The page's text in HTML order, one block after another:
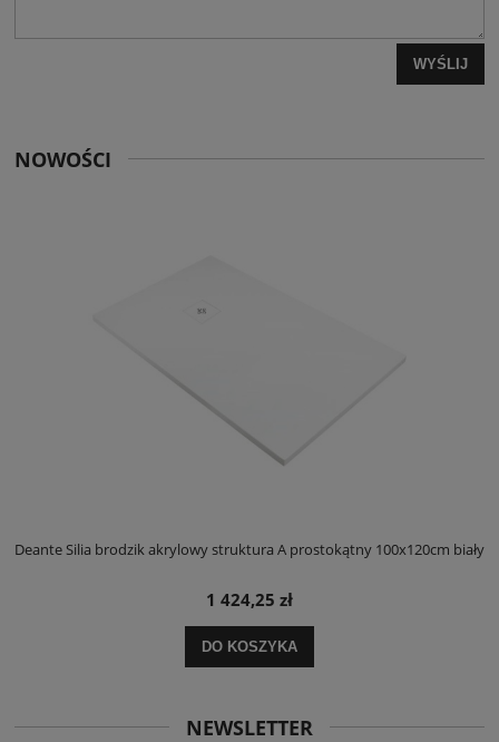
WYŚLIJ
NOWOŚCI
Deante Silia brodzik akrylowy struktura A prostokątny 100x120cm biały
1 424,25 zł
DO KOSZYKA
NEWSLETTER